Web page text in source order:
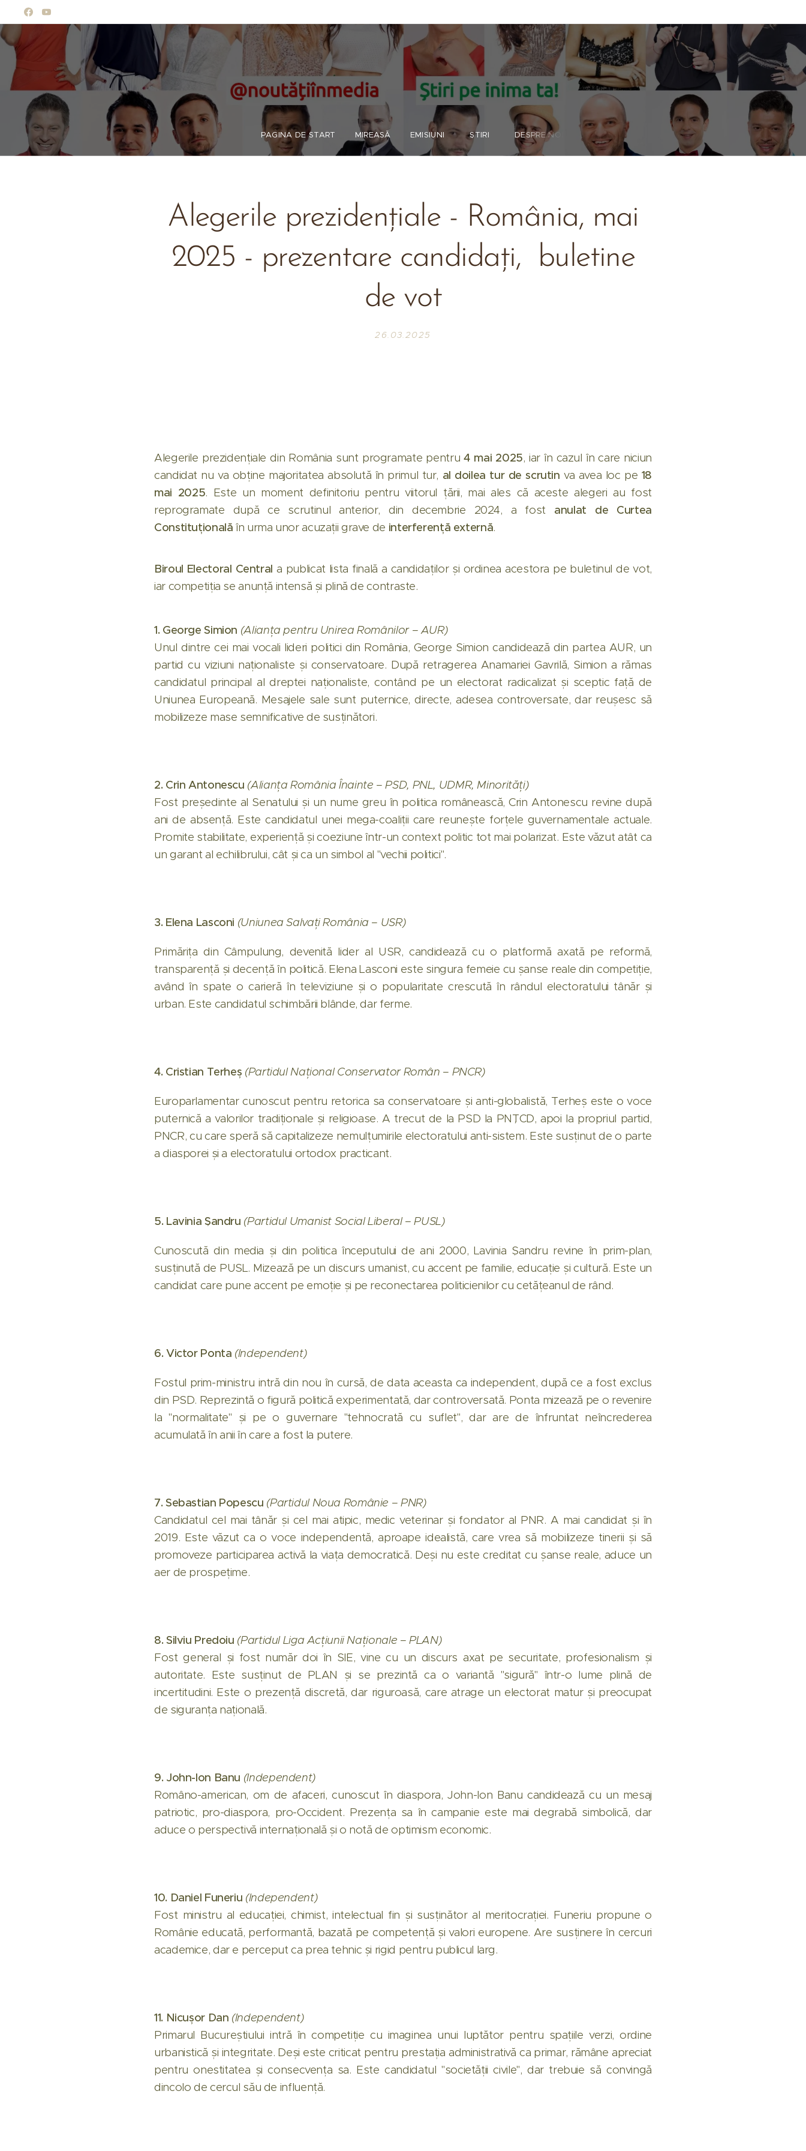
PAGINA DE START MIREASĂ EMISIUNI ȘTIRI DESPRE NOI
Alegerile prezidențiale - România, mai
2025 - prezentare candidați, buletine
de vot
26.03.2025
Alegerile prezidențiale din România sunt programate pentru4 mai 2025, iar în cazul în care niciun
candidat nu va obține majoritatea absolută în primul tur, al doilea tur de scrutin va avea loc pe 18
mai 2025. Este un moment definitoriu pentru viitorul țării, mai ales că aceste alegeri au fost
reprogramate după ce scrutinul anterior, din decembrie 2024, a fost anulat de Curtea
Constituțională în urma unor acuzații grave de interferență externă.
Biroul Electoral Central a publicat lista finală a candidaților și ordinea acestora pe buletinul de vot,
iar competiția se anunță intensă și plină de contraste.
1. George Simion (Alianța pentru Unirea Românilor – AUR)
Unul dintre cei mai vocali lideri politici din România, George Simion candidează din partea AUR, un
partid cu viziuni naționaliste și conservatoare. După retragerea Anamariei Gavrilă, Simion a rămas
candidatul principal al dreptei naționaliste, contând pe un electorat radicalizat și sceptic față de
Uniunea Europeană. Mesajele sale sunt puternice, directe, adesea controversate, dar reușesc să
mobilizeze mase semnificative de susținători.
2. Crin Antonescu (Alianța România Înainte – PSD, PNL, UDMR, Minorități)
Fost președinte al Senatului și un nume greu în politica românească, Crin Antonescu revine după
ani de absență. Este candidatul unei mega-coaliții care reunește forțele guvernamentale actuale.
Promite stabilitate, experiență și coeziune într-un context politic tot mai polarizat. Este văzut atât ca
un garant al echilibrului, cât și ca un simbol al "vechii politici".
3. Elena Lasconi (Uniunea Salvați România – USR)
Primărița din Câmpulung, devenită lider al USR, candidează cu o platformă axată pe reformă,
transparență și decență în politică. Elena Lasconi este singura femeie cu șanse reale din competiție,
având în spate o carieră în televiziune și o popularitate crescută în rândul electoratului tânăr și
urban. Este candidatul schimbării blânde, dar ferme.
4. Cristian Terheș (Partidul Național Conservator Român – PNCR)
Europarlamentar cunoscut pentru retorica sa conservatoare și anti-globalistă, Terheș este o voce
puternică a valorilor tradiționale și religioase. A trecut de la PSD la PNȚCD, apoi la propriul partid,
PNCR, cu care speră să capitalizeze nemulțumirile electoratului anti-sistem. Este susținut de o parte
a diasporei și a electoratului ortodox practicant.
5. Lavinia Șandru (Partidul Umanist Social Liberal – PUSL)
Cunoscută din media și din politica începutului de ani 2000, Lavinia Șandru revine în prim-plan,
susținută de PUSL. Mizează pe un discurs umanist, cu accent pe familie, educație și cultură. Este un
candidat care pune accent pe emoție și pe reconectarea politicienilor cu cetățeanul de rând.
6. Victor Ponta (Independent)
Fostul prim-ministru intră din nou în cursă, de data aceasta ca independent, după ce a fost exclus
din PSD. Reprezintă o figură politică experimentată, dar controversată. Ponta mizează pe o revenire
la "normalitate" și pe o guvernare "tehnocrată cu suflet", dar are de înfruntat neîncrederea
acumulată în anii în care a fost la putere.
7. Sebastian Popescu (Partidul Noua Românie – PNR)
Candidatul cel mai tânăr și cel mai atipic, medic veterinar și fondator al PNR. A mai candidat și în
2019. Este văzut ca o voce independentă, aproape idealistă, care vrea să mobilizeze tinerii și să
promoveze participarea activă la viața democratică. Deși nu este creditat cu șanse reale, aduce un
aer de prospețime.
8. Silviu Predoiu (Partidul Liga Acțiunii Naționale – PLAN)
Fost general și fost număr doi în SIE, vine cu un discurs axat pe securitate, profesionalism și
autoritate. Este susținut de PLAN și se prezintă ca o variantă "sigură" într-o lume plină de
incertitudini. Este o prezență discretă, dar riguroasă, care atrage un electorat matur și preocupat
de siguranța națională.
9. John-Ion Banu (Independent)
Româno-american, om de afaceri, cunoscut în diaspora, John-Ion Banu candidează cu un mesaj
patriotic, pro-diaspora, pro-Occident. Prezența sa în campanie este mai degrabă simbolică, dar
aduce o perspectivă internațională și o notă de optimism economic.
10. Daniel Funeriu (Independent)
Fost ministru al educației, chimist, intelectual fin și susținător al meritocrației. Funeriu propune o
Românie educată, performantă, bazată pe competență și valori europene. Are susținere în cercuri
academice, dar e perceput ca prea tehnic și rigid pentru publicul larg.
11. Nicușor Dan (Independent)
Primarul Bucureștiului intră în competiție cu imaginea unui luptător pentru spațiile verzi, ordine
urbanistică și integritate. Deși este criticat pentru prestația administrativă ca primar, rămâne apreciat
pentru onestitatea și consecvența sa. Este candidatul "societății civile", dar trebuie să convingă
dincolo de cercul său de influență.